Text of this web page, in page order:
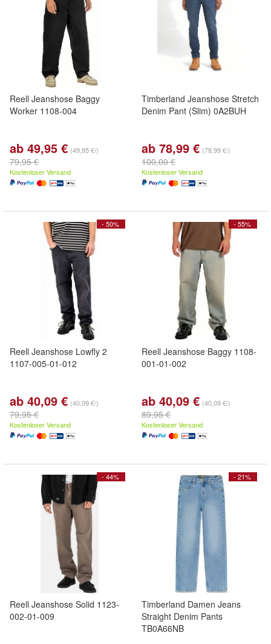
Reell Jeanshose Baggy
Worker 1108-004
ab 49,95 € (49,95 €/)
79,95 €
Kostenloser Versand
Timberland Jeanshose Stretch
Denim Pant (Slim) 0A2BUH
ab 78,99 € (78,99 €/)
100,00 €
Kostenloser Versand
- 50%
Reell Jeanshose Lowfly 2
1107-005-01-012
ab 40,09 € (40,09 €/)
79,95 €
Kostenloser Versand
- 55%
Reell Jeanshose Baggy 1108-
001-01-002
ab 40,09 € (40,09 €/)
89,95 €
Kostenloser Versand
- 44%
Reell Jeanshose Solid 1123-
002-01-009
- 21%
Timberland Damen Jeans
Straight Denim Pants
TB0A66NB